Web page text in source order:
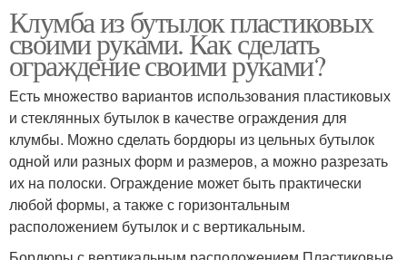
Клумба из бутылок пластиковых
своими руками. Как сделать
ограждение своими руками?
Есть множество вариантов использования пластиковых
и стеклянных бутылок в качестве ограждения для
клумбы. Можно сделать бордюры из цельных бутылок
одной или разных форм и размеров, а можно разрезать
их на полоски. Ограждение может быть практически
любой формы, а также с горизонтальным
расположением бутылок и с вертикальным.